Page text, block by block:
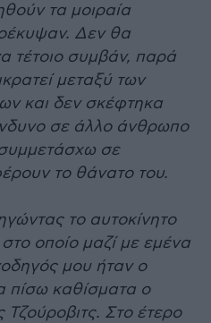
τα μοιραία
Δεν θα
τέτοιο συμβάν, παρά
μεταξύ των
και δεν σκέφτηκα
σε άλλο άνθρωπο
σε
το θάνατο του.
το αυτοκίνητο
οποίο μαζί με εμένα
μου ήταν ο
πίσω καθίσματα ο
Στο έτερο